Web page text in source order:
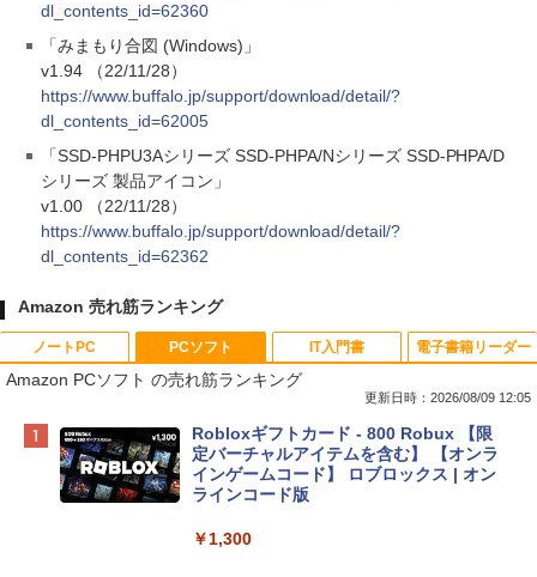
dl_contents_id=62360
「みまもり合図 (Windows)」
v1.94 （22/11/28）
https://www.buffalo.jp/support/download/detail/?
dl_contents_id=62005
「SSD-PHPU3Aシリーズ SSD-PHPA/Nシリーズ SSD-PHPA/D
シリーズ 製品アイコン」
v1.00 （22/11/28）
https://www.buffalo.jp/support/download/detail/?
dl_contents_id=62362
Amazon 売れ筋ランキング
ノートPC
Apple 2026 MacBook Neo A18 Proチッ
プ搭載13インチノートブック：AIとAppl
e Intelligenceのために設計、Liquid Ret
inaディスプレイ、8GBユニファイドメモ
eTime HDカメラ - インディゴ
PCソフト
Amazon PCソフト の売れ筋ランキング
更新日時：2026/08/09 12:05
Robloxギフトカード - 800 Robux 【限
定バーチャルアイテムを含む】 【オンラ
インゲームコード】 ロブロックス | オン
ラインコード版
￥1,300
IT入門書 電子書籍リーダー